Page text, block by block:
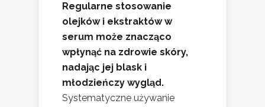
Regularne stosowanie
olejków i ekstraktów w
serum może znacząco
wpłynąć na zdrowie skóry,
nadając jej blask i
młodzieńczy wygląd.
Systematyczne używanie